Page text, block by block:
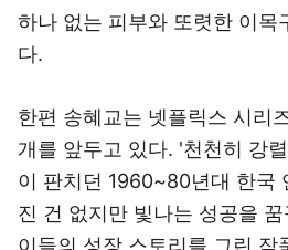
하나 없는 피부와 또렷한 이목
다.
한편 송혜교는 넷플릭스 시리
개를 앞두고 있다. '천천히 강
이 판치던 1960~80년대 한국
진 건 없지만 빛나는 성공을
이들의 성장 스토리를 그린 작